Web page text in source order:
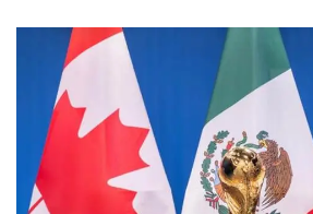
contenido